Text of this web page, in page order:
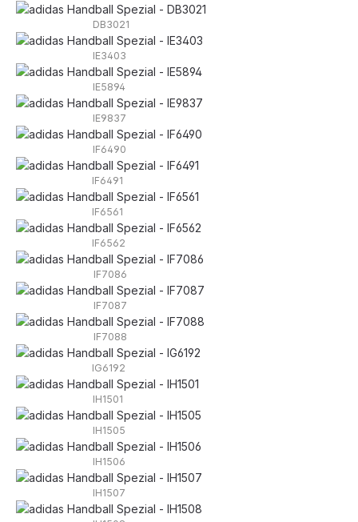
DB3021
IE3403
IE5894
IE9837
IF6490
IF6491
IF6561
IF6562
IF7086
IF7087
IF7088
IG6192
IH1501
IH1505
IH1506
IH1507